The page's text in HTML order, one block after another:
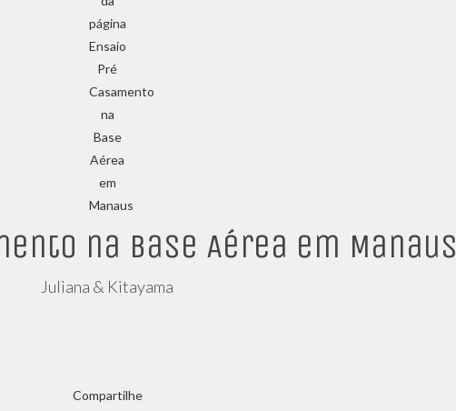
na Base Aérea em Manaus
Juliana & Kitayama
Compartilhe